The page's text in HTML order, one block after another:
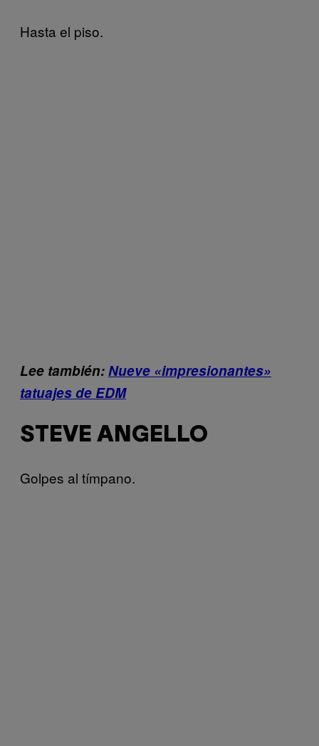
Hasta el piso.
Lee también:Nueve «impresionantes»
tatuajes de EDM
STEVE ANGELLO
Golpes al tímpano.